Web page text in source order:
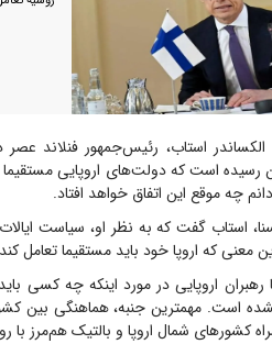
الکساندر استاب، رئیس‌جمهور فنلاند عصر
رسیده است که دولت‌های اروپایی
چه موقع این اتفاق خواهد افتاد.
استاب گفت که به نظر او، سیاست
معنی که اروپا خود باید مستقیما تعامل
اروپایی در مورد اینکه چه کسی باید
است. مهمترین جنبه، هماهنگی بین
کشور‌های شمال اروپا و بالتیک هم‌مرز